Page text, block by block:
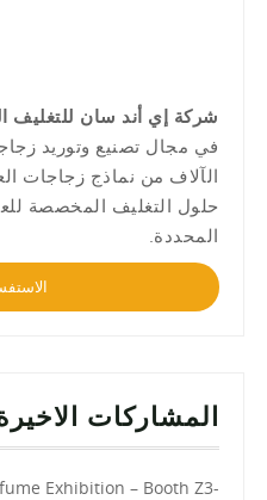
شركة إي أند سان للتغليف
في مجال تصنيع وتوريد
الآلاف من نماذج زجاجات
حلول التغليف المخصصة
المحددة.
المشاركات
Exhibition – Booth Z3-